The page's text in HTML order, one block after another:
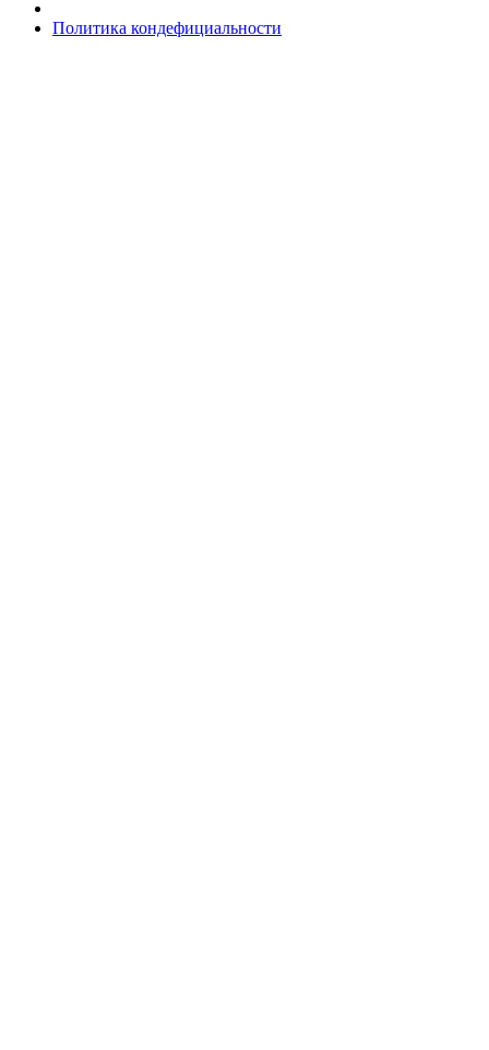
Политика кондефициальности